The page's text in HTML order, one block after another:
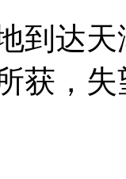
到达
获，